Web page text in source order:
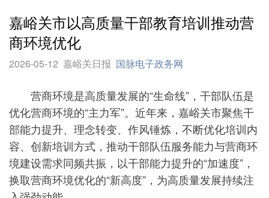
嘉峪关市以高质量干部教育培训推动营
商环境优化
2026-05-12 嘉峪关日报 国脉电子政务网
营商环境是高质量发展的“生命线”，干部队伍是
优化营商环境的“主力军”。近年来，嘉峪关市聚焦干
部能力提升、理念转变、作风锤炼，不断优化培训内
容、创新培训方式，推动干部队伍服务能力与营商环
境建设需求同频共振，以干部能力提升的“加速度”，
换取营商环境优化的“新高度”，为高质量发展持续注